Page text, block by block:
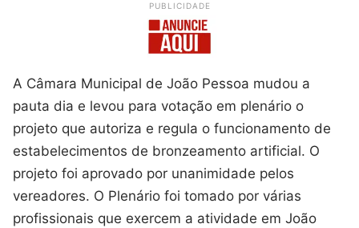
PUBLICIDADE
A Câmara Municipal de João Pessoa mudou a
pauta dia e levou para votação em plenário o
projeto que autoriza e regula o funcionamento de
estabelecimentos de bronzeamento artificial. O
projeto foi aprovado por unanimidade pelos
vereadores. O Plenário foi tomado por várias
profissionais que exercem a atividade em João